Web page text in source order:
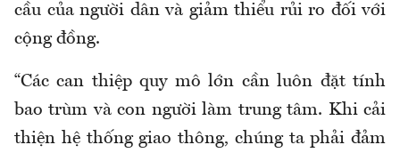
cầu của người dân và giảm thiểu rủi ro đối với
cộng đồng.
“Các can thiệp quy mô lớn cần luôn đặt tính
bao trùm và con người làm trung tâm. Khi cải
thiện hệ thống giao thông, chúng ta phải đảm